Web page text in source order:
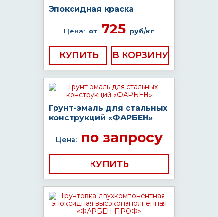
Эпоксидная краска
Цена: от 725 руб/кг
КУПИТЬ
Грунт-эмаль для стальных
конструкций «ФАРБЕН»
Цена:по запросу
КУПИТЬ